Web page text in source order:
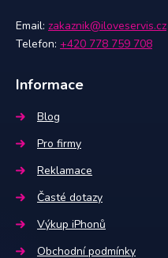
Email: zakaznik@iloveservis.cz
Telefon: +420 778 759 708
Informace
Blog
Pro firmy
Reklamace
Časté dotazy
Výkup iPhonů
Obchodní podmínky